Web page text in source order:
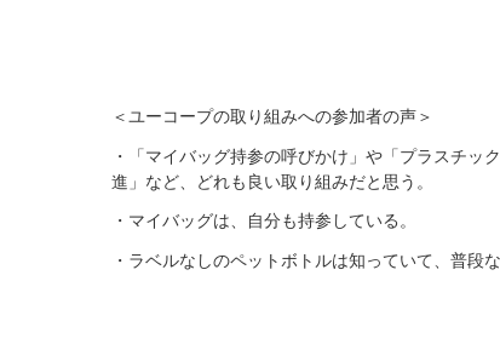
＜ユーコープの取り組みへの参加者の声＞
・「マイバッグ持参の呼びかけ」や「プラスチッ
進」など、どれも良い取り組みだと思う。
・マイバッグは、自分も持参している。
・ラベルなしのペットボトルは知っていて、普段